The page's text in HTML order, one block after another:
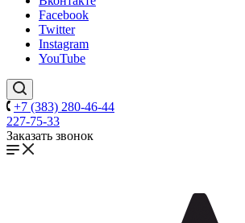
Facebook
Twitter
Instagram
YouTube
+7 (383) 280-46-44
227-75-33
Заказать звонок